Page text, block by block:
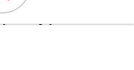
Erfahrung
von autoaid stecken